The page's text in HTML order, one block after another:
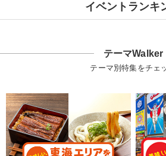
イベントランキ
テーマWalker
テーマ別特集をチェ